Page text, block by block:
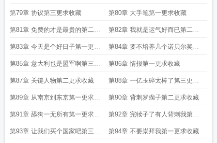
第79章 协议第三更求收藏 第80章 大手笔第一更求收藏
第81章 免费的才是最贵的第二更
求收藏
第82章 我就是运气好而已第二更
求收藏
第83章 今天是个好日子第一更求
收藏
第84章 要不培养几个诺贝尔奖吧
第二更求
第85章 意大利也是盟军啊第三更
求收藏
第86章 情报第一更求收藏
第87章 关键人物第二更求收藏 第88章 一亿玉碎太棒了第三更求
收藏
第89章 从南京到东京第一更求收
藏
第90章 背刺罗瘸子第二更求收藏
第91章 舔狗一无所有第一更求收
藏
第92章 完犊子了有人背刺我第二
更求收
第93章 让我们买个国家吧第三更 第94章 不要崇拜我第一更求收藏